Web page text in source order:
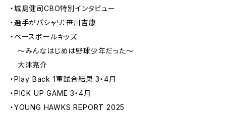
・城島健司CBO特別インタビュー
・選手がパシャリ：笹川吉康
・ベースボールキッズ
～みんなはじめは野球少年だった～
大津亮介
・Play Back 1軍試合結果 3・4月
・PICK UP GAME 3・4月
・YOUNG HAWKS REPORT 2025